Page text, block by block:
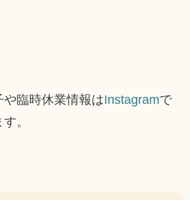
臨時休業情報はInstagramで
。